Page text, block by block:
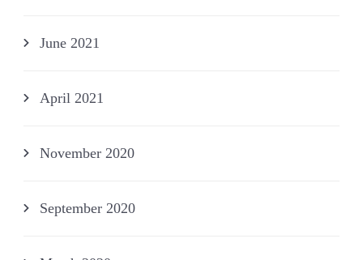
June 2021
April 2021
November 2020
September 2020